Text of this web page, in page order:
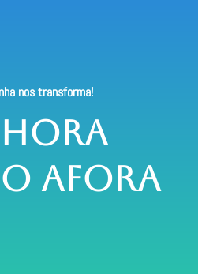
nos transforma!
Afora